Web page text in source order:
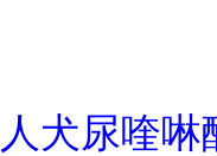
人犬尿喹